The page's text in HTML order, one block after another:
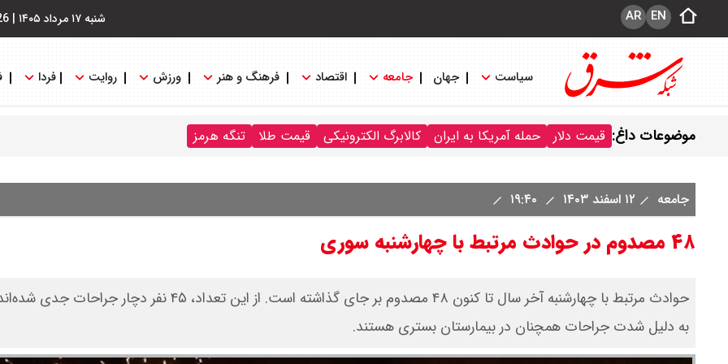
شنبه ۱۷ مرداد ۱۴۰۵ | EN
AR
سیاست جهان جامعه اقتصاد فرهنگ و هنر ورزش روایت فردا
موضوعات داغ: قیمت دلار حمله آمریکا به ایران کالابرگ الکترونیکی قیمت طلا تنگه هرمز
جامعه ۱۲ اسفند ۱۴۰۳
۴۸ مصدوم در حوادث مرتبط با چهارشنبه سوری
به دلیل شدت جراحات همچنان در بیمارستان بستری هستند.